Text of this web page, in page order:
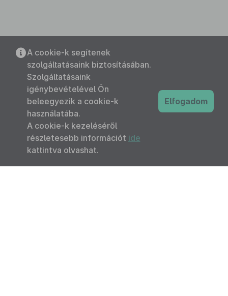
A cookie-k segítenek
szolgáltatásaink biztosításában.
Szolgáltatásaink
igénybevételével Ön
beleegyezik a cookie-k
használatába.
A cookie-k kezeléséről
részletesebb információt ide
kattintva olvashat.
Elfogadom